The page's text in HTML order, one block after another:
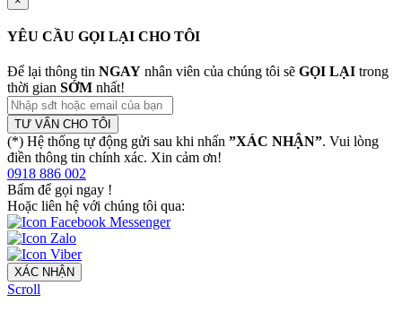
YÊU CẦU GỌI LẠI CHO TÔI
Để lại thông tin NGAY nhân viên của chúng tôi sẽ GỌI LẠI trong
thời gian SỚM nhất!
TƯ VẤN CHO TÔI
(*) Hệ thống tự động gửi sau khi nhấn ”XÁC NHẬN”. Vui lòng
điền thông tin chính xác. Xin cảm ơn!
0918 886 002
Bấm để gọi ngay !
Hoặc liên hệ với chúng tôi qua:
XÁC NHẬN
Scroll